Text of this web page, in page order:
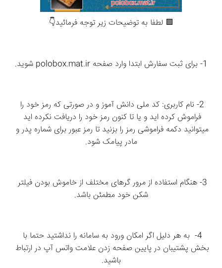
🟪 لطفا به توضیحات زیر توجه فرمائید👇
1- برای ثبت سفارش ابتدا وارد صفحه polobox.mat.ir شوید.
2- نام کاربری: کد ملی دانش آموز و در صورتی که رمز خود را
فراموش کرده اید و یا تا کنون رمز خود را دریافت نکرده اید
میتوانید دکمه فراموشی رمز را بزنید تا رمز عبور برای شماره پدر و
مادر پیامک شود.
3- هنگام استفاده از مرور گرهای مختلف از خاموش بودن فیلتر
شکن خود مطمئن باشد.
4-  به هر دلیل اگر امکان ورود به سامانه را نداشتید حتما با
بخش پشتیبان در پایین صفحه زدن علامت واتس آپ در ارتباط
باشید.